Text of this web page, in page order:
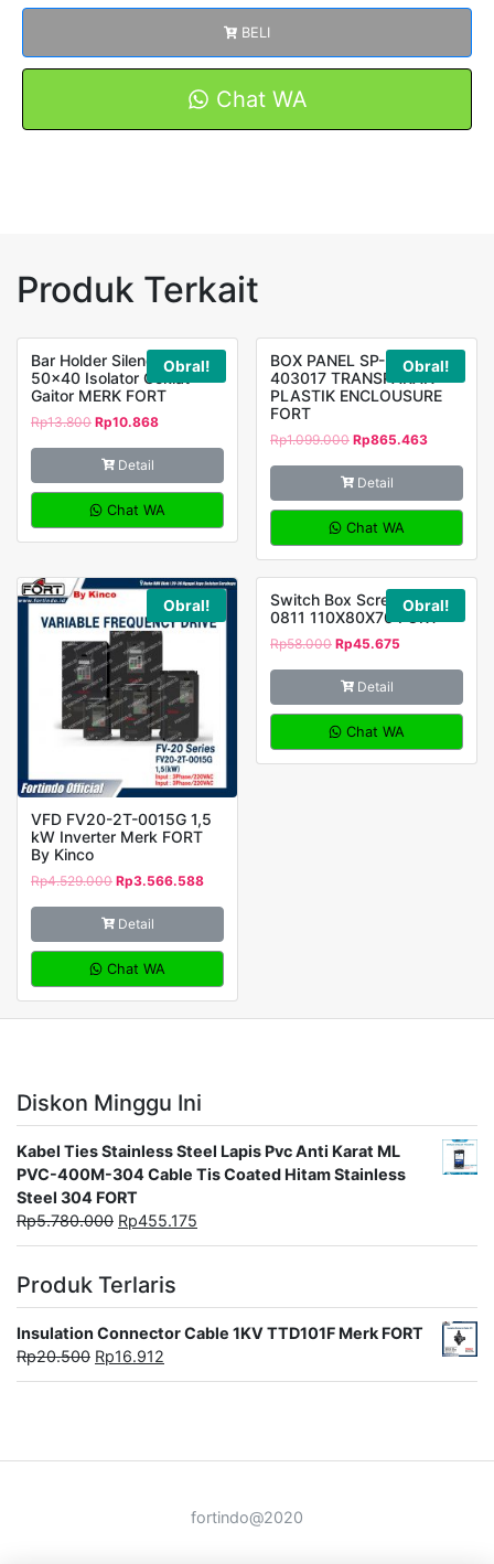
Lamp
LAY5-
Hijau
FORT
BELI
Chat WA
Produk Terkait
Obral!
Bar Holder Silender Type
50×40 Isolator Coklat
Gaitor MERK FORT
Rp13.800 Rp10.868
Detail
Chat WA
Obral!
BOX PANEL SP-PCT-
403017 TRANSPARAN
PLASTIK ENCLOUSURE
FORT
Rp1.099.000 Rp865.463
Detail
Chat WA
Obral!
VFD FV20-2T-0015G 1,5
kW Inverter Merk FORT
By Kinco
Rp4.529.000 Rp3.566.588
Detail
Chat WA
Obral!
Switch Box Screw DS-AG-
0811 110X80X70 FORT
Rp58.000 Rp45.675
Detail
Chat WA
Diskon Minggu Ini
Kabel Ties Stainless Steel Lapis Pvc Anti Karat ML
PVC-400M-304 Cable Tis Coated Hitam Stainless
Steel 304 FORT
Rp5.780.000 Rp455.175
Produk Terlaris
Insulation Connector Cable 1KV TTD101F Merk FORT
Rp20.500 Rp16.912
fortindo@2020